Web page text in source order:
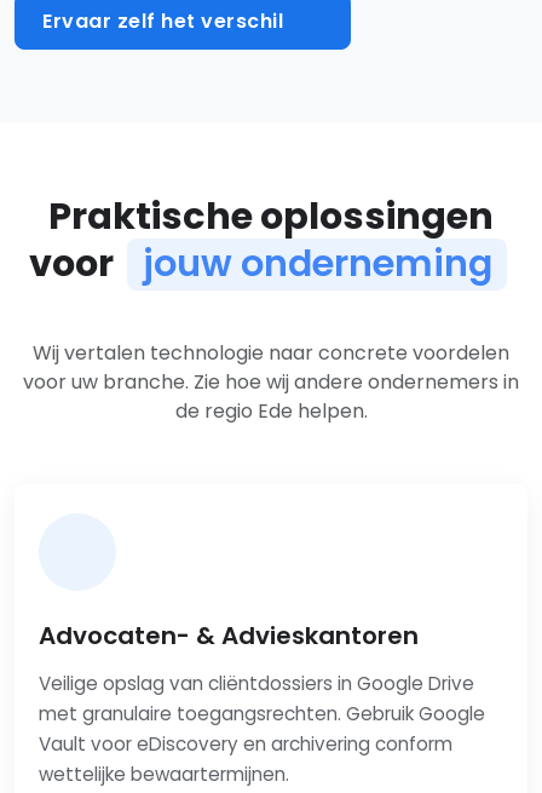
Ervaar zelf het verschil
Praktische oplossingen
voor
jouw onderneming
Oplossingen per branche
Wij vertalen technologie naar concrete voordelen
voor uw branche. Zie hoe wij andere ondernemers in
de regio Ede helpen.
Advocaten- & Advieskantoren
Veilige opslag van cliëntdossiers in Google Drive
met granulaire toegangsrechten. Gebruik Google
Vault voor eDiscovery en archivering conform
wettelijke bewaartermijnen.